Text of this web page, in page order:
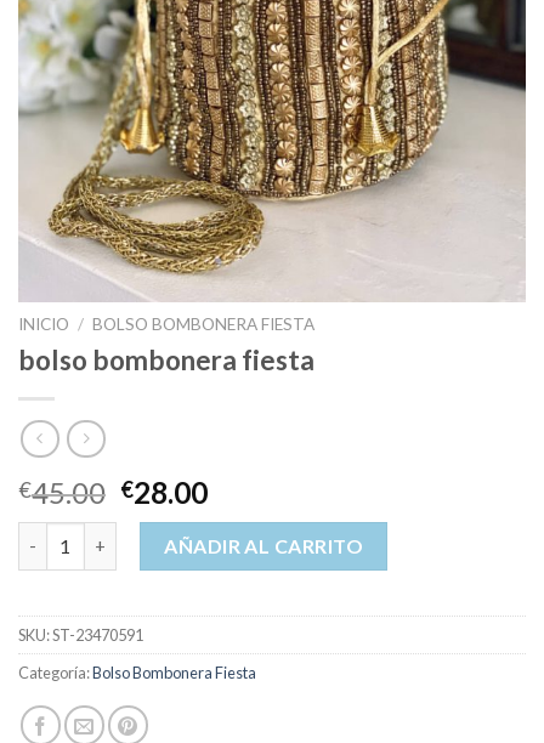
INICIO / BOLSO BOMBONERA FIESTA
bolso bombonera fiesta
€45.00 €28.00
bolso bombonera fiesta cantidad
AÑADIR AL CARRITO
SKU:ST-23470591
Categoría:Bolso Bombonera Fiesta